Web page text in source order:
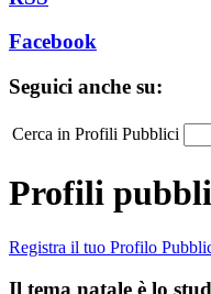
Facebook
Seguici anche su:
Cerca in Profili Pubblici
Profili
Registra il tuo Profilo
Il tema natale è lo